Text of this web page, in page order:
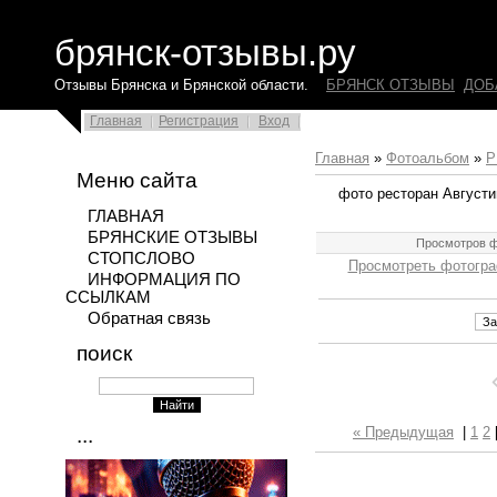
брянск-отзывы.ру
Отзывы Брянска и Брянской области. БРЯНСК ОТЗЫВЫ
Главная Регистрация Вход
Меню сайта
ГЛАВНАЯ
БРЯНСКИЕ ОТЗЫВЫ
СТОПСЛОВО
ИНФОРМАЦИЯ ПО
ССЫЛКАМ
Обратная связь
поиск
...
Главная » Фотоальбом »
фото ресторан
Просмотров
Просмотреть
« Предыдущая 1 2